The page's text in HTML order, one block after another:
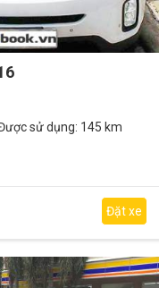
sử dụng: 145 km
Đặt xe